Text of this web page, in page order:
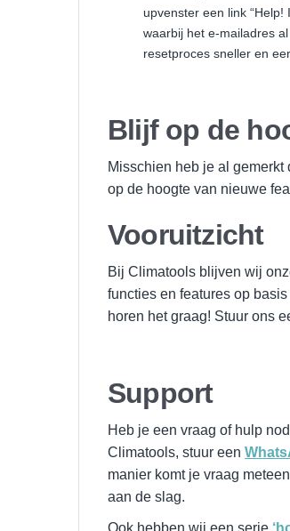
upvenster een link
waarbij het e-mailadres
resetproces sneller en
Blijf op de
Misschien heb je al
op de hoogte van nieuwe
Vooruitzicht
Bij Climatools blijven wij
functies en features op
horen het graag! Stuur ons
Support
Heb je een vraag of hulp
Climatools, stuur een
manier komt je vraag
aan de slag.
Ook hebben wij een serie